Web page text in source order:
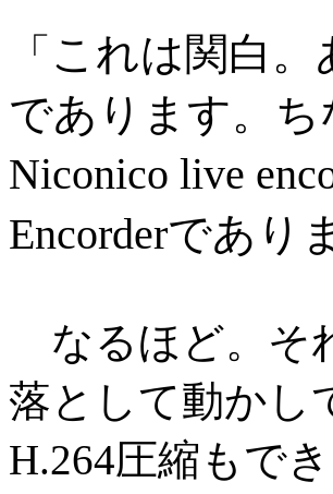
「 これは関白
であります。
Niconico live
Encorderであり
なるほど。そ
落として動かし
H.264圧縮もで